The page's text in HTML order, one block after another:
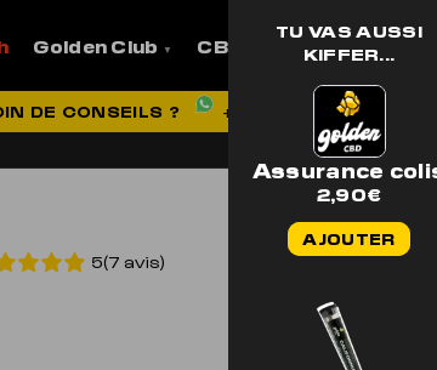
Golden Club CBD Pro Aide et
EN FRANCE
DE CONSEILS ? +33 7 56 93 14 20
5(7 avis)
TU VAS AUSSI
KIFFER...
Assurance
2,90€
AJOUTER